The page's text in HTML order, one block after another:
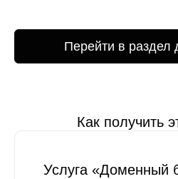
Перейти в раздел
Как получить
Услуга «Доменный